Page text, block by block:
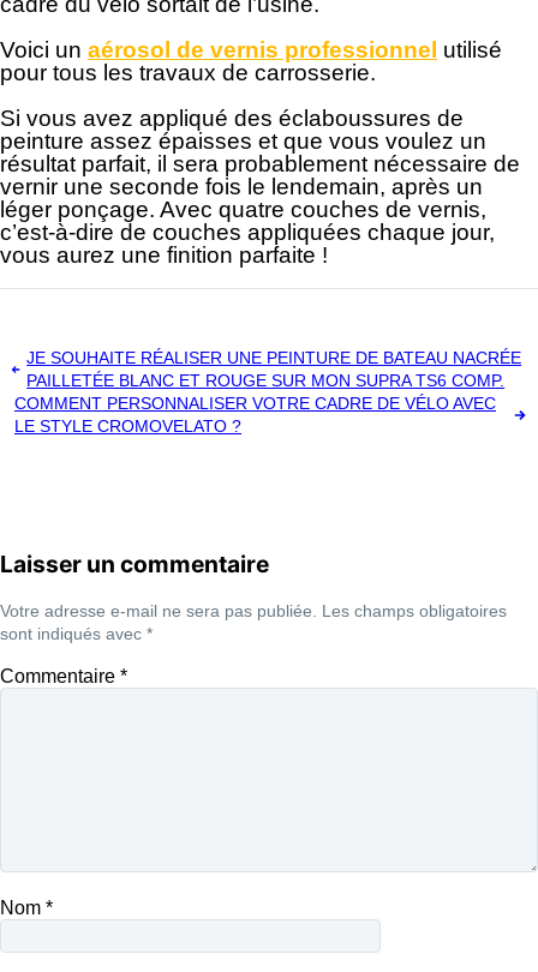
Voici un aérosol de vernis professionnel utilisé
pour tous les travaux de carrosserie.
Si vous avez appliqué des éclaboussures de
peinture assez épaisses et que vous voulez un
résultat parfait, il sera probablement nécessaire de
vernir une seconde fois le lendemain, après un
léger ponçage. Avec quatre couches de vernis,
c’est-à-dire de couches appliquées chaque jour,
vous aurez une finition parfaite !
Navigation
de
l’article
JE SOUHAITE RÉALISER UNE PEINTURE DE BATEAU NACRÉE
PAILLETÉE BLANC ET ROUGE SUR MON SUPRA TS6 COMP.
COMMENT PERSONNALISER VOTRE CADRE DE VÉLO AVEC
LE STYLE CROMOVELATO ?
Laisser un commentaire
Votre adresse e-mail ne sera pas publiée. Les champs obligatoires
sont indiqués avec *
Commentaire *
Nom *